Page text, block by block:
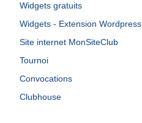
Widgets gratuits
Widgets - Extension Wordpress
Site internet MonSiteClub
Tournoi
Convocations
Clubhouse